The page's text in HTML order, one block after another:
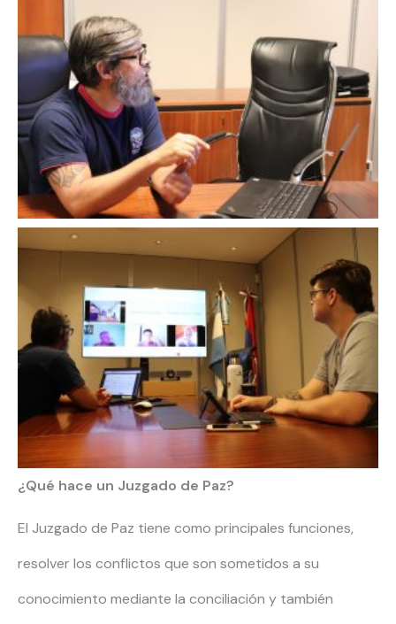
¿Qué hace un Juzgado de Paz?
El Juzgado de Paz tiene como principales funciones,
resolver los conflictos que son sometidos a su
conocimiento mediante la conciliación y también